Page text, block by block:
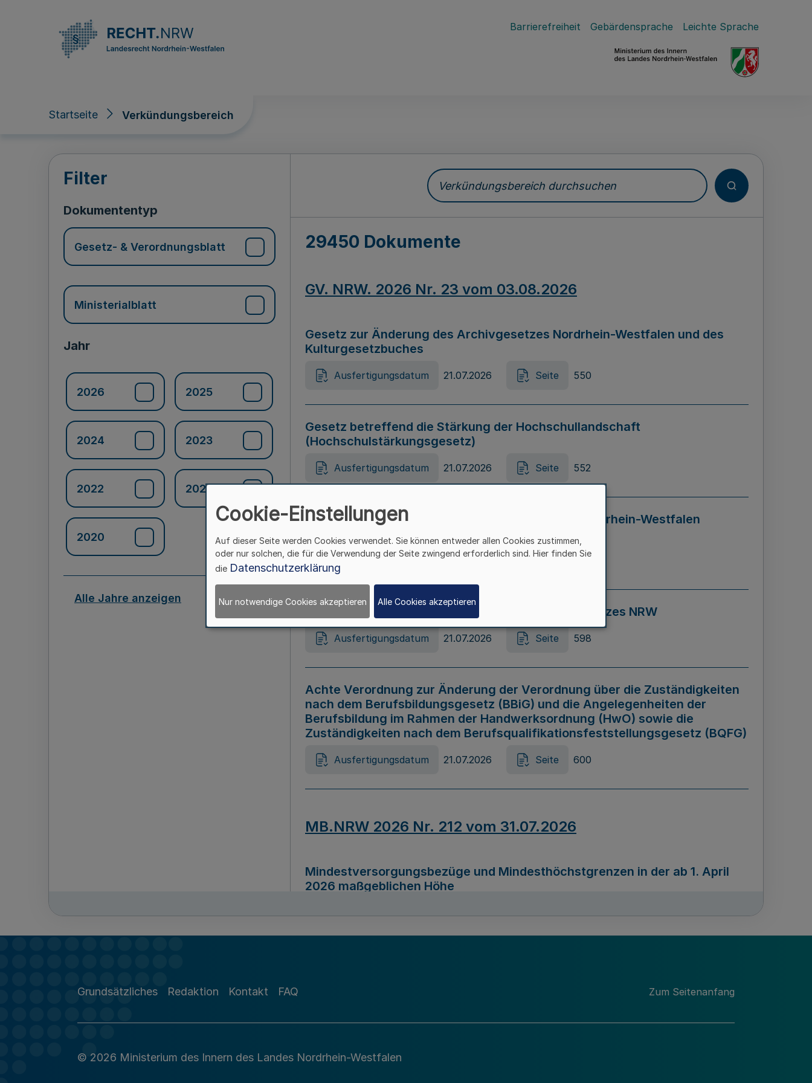
Barrierefreiheit Gebärdensprache Leichte Sprache
Startseite Verkündungsbereich
Verkündungsbereich
Filter
Dokumententyp
Gesetz- & Verordnungsblatt
Ministerialblatt
Jahr
2026 2025
2024 2023
2022 2021
2020
Alle Jahre anzeigen
Verkündungsbereich durchsuchen
29450 Dokumente
GV. NRW. 2026 Nr. 23 vom 03.08.2026
Gesetz zur Änderung des Archivgesetzes Nordrhein-Westfalen und des
Kulturgesetzbuches
Ausfertigungsdatum 21.07.2026 Seite 550
Gesetz betreffend die Stärkung der Hochschullandschaft
(Hochschulstärkungsgesetz)
Ausfertigungsdatum 21.07.2026 Seite 552
Gesetz zur Vermeidung von Diskriminierung in Nordrhein-Westfalen
(Landesantidiskriminierungsgesetz – LADG NRW)
Ausfertigungsdatum 21.07.2026 Seite 595
Gesetz zur Änderung des Online-Casinospiel Gesetzes NRW
Ausfertigungsdatum 21.07.2026 Seite 598
Achte Verordnung zur Änderung der Verordnung über die Zuständigkeiten
nach dem Berufsbildungsgesetz (BBiG) und die Angelegenheiten der
Berufsbildung im Rahmen der Handwerksordnung (HwO) sowie die
Zuständigkeiten nach dem Berufsqualifikationsfeststellungsgesetz (BQFG)
Ausfertigungsdatum 21.07.2026 Seite 600
MB.NRW 2026 Nr. 212 vom 31.07.2026
Mindestversorgungsbezüge und Mindesthöchstgrenzen in der ab 1. April
2026 maßgeblichen Höhe
Richtlinie zur Durchführung des Förderprogramms „Mittelstand Innovativ &
Grundsätzliches Redaktion Kontakt FAQ Zum Seitenanfang
© 2026 Ministerium des Innern des Landes Nordrhein-Westfalen
Cookie-Einstellungen
Auf dieser Seite werden Cookies verwendet. Sie können entweder allen Cookies zustimmen,
oder nur solchen, die für die Verwendung der Seite zwingend erforderlich sind. Hier finden Sie
die Datenschutzerklärung
Nur notwendige Cookies akzeptieren Alle Cookies akzeptieren